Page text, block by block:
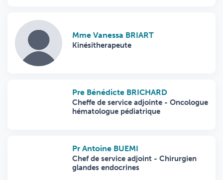
Mme Vanessa BRIART
Kinésitherapeute
Pre Bénédicte BRICHARD
Cheffe de service adjointe - Oncologue
hématologue pédiatrique
Pr Antoine BUEMI
Chef de service adjoint - Chirurgien
glandes endocrines